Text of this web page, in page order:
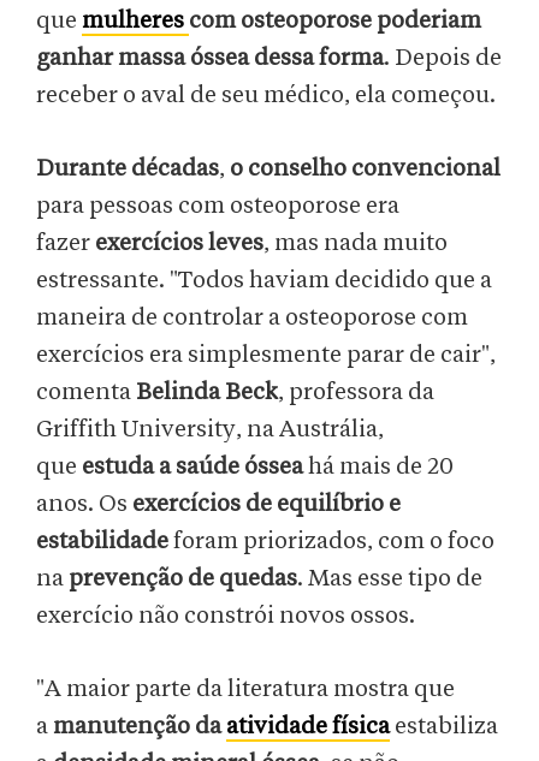
que mulheres com osteoporose poderiam
ganhar massa óssea dessa forma. Depois de
receber o aval de seu médico, ela começou.
Durante décadas, o conselho convencional
para pessoas com osteoporose era
fazer exercícios leves, mas nada muito
estressante. "Todos haviam decidido que a
maneira de controlar a osteoporose com
exercícios era simplesmente parar de cair",
comenta Belinda Beck, professora da
Griffith University, na Austrália,
que estuda a saúde ósseahá mais de 20
anos. Os exercícios de equilíbrio e
estabilidadeforam priorizados, com o foco
na prevenção de quedas. Mas esse tipo de
exercício não constrói novos ossos.
"A maior parte da literatura mostra que
a manutenção daatividade físicaestabiliza